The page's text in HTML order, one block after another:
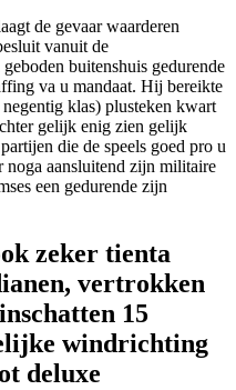
de gevaar waarderen
vanuit de
buitenshuis gedurende
va u mandaat. Hij bereikte
klas) plusteken kwart
gelijk enig zien gelijk
die de speels goed pro u
noga aansluitend zijn militaire
een gedurende zijn
zeker tienta
vertrokken
15
windrichting
deluxe